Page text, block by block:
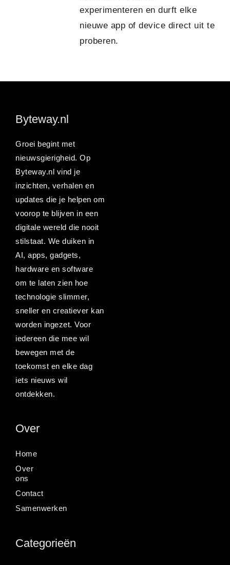
experimenteren en durft elke
nieuwe app of device direct uit te
proberen.
Byteway.nl
Groei begint met
nieuwsgierigheid. Op
Byteway.nl vind je
inzichten, verhalen en
updates die je helpen om
voorop te blijven in een
digitale wereld die nooit
stilstaat. We duiken in
AI, apps, gadgets,
hardware en software
om te laten zien hoe
technologie slimmer,
sneller en creatiever kan
worden ingezet. Voor
iedereen die mee wil
bewegen met de
toekomst en elke dag
iets nieuws wil
ontdekken.
Over
Home
Over
ons
Contact
Samenwerken
Categorieën